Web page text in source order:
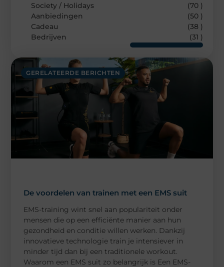
GERELATEERDE BERICHTEN
De voordelen van trainen met een EMS suit
EMS-training wint snel aan populariteit onder
mensen die op een efficiënte manier aan hun
gezondheid en conditie willen werken. Dankzij
innovatieve technologie train je intensiever in
minder tijd dan bij een traditionele workout.
Waarom een EMS suit zo belangrijk is Een EMS-
Society / Holidays
(70 )
Aanbiedingen
(50 )
Cadeau
(38 )
Bedrijven
(31 )